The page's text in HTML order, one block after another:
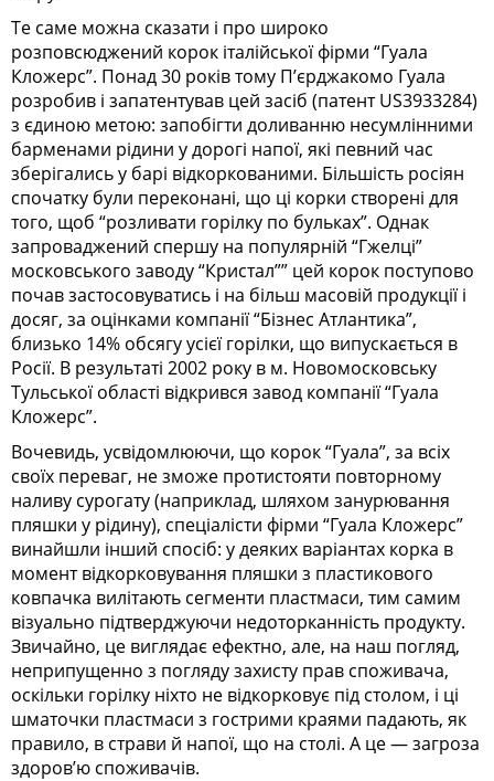
Те саме можна сказати і про широко
розповсюджений корок італійської фірми “Гуала
Кложерс”. Понад 30 років тому П’єрджакомо Гуала
розробив і запатентував цей засіб (патент US3933284)
з єдиною метою: запобігти доливанню несумлінними
барменами рідини у дорогі напої, які певний час
зберігались у барі відкоркованими. Більшість росіян
спочатку були переконані, що ці корки створені для
того, щоб “розливати горілку по бульках”. Однак
запроваджений спершу на популярній “Гжелці”
московського заводу “Кристал”” цей корок поступово
почав застосовуватись і на більш масовій продукції і
досяг, за оцінками компанії “Бізнес Атлантика”,
близько 14% обсягу усієї горілки, що випускається в
Росії. В результаті 2002 року в м. Новомосковську
Тульської області відкрився завод компанії “Гуала
Кложерс”.
Вочевидь, усвідомлюючи, що корок “Гуала”, за всіх
своїх переваг, не зможе протистояти повторному
наливу сурогату (наприклад, шляхом занурювання
пляшки у рідину), спеціалісти фірми “Гуала Кложерс”
винайшли інший спосіб: у деяких варіантах корка в
момент відкорковування пляшки з пластикового
ковпачка вилітають сегменти пластмаси, тим самим
візуально підтверджуючи недоторканність продукту.
Звичайно, це виглядає ефектно, але, на наш погляд,
неприпущенно з погляду захисту прав споживача,
оскільки горілку ніхто не відкорковує під столом, і ці
шматочки пластмаси з гострими краями падають, як
правило, в страви й напої, що на столі. А це — загроза
здоров’ю споживачів.